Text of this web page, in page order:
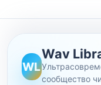
WL
Wav
сообщество